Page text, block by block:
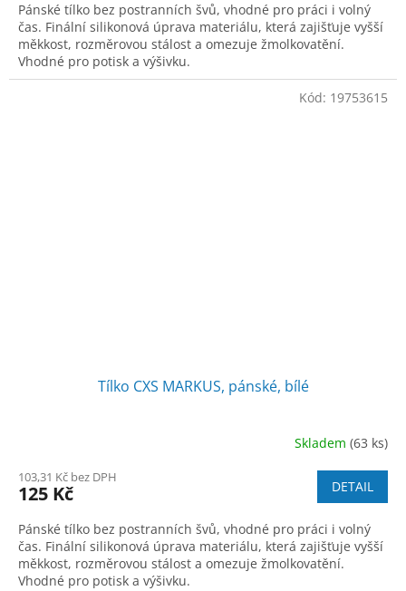
Pánské tílko bez postranních švů, vhodné pro práci i volný
čas. Finální silikonová úprava materiálu, která zajišťuje vyšší
měkkost, rozměrovou stálost a omezuje žmolkovatění.
Vhodné pro potisk a výšivku.
Tílko CXS MARKUS, pánské, bílé
Skladem (63 ks)
103,31 Kč bez DPH
125 Kč DETAIL
Pánské tílko bez postranních švů, vhodné pro práci i volný
čas. Finální silikonová úprava materiálu, která zajišťuje vyšší
měkkost, rozměrovou stálost a omezuje žmolkovatění.
Vhodné pro potisk a výšivku.
Kód: 19753615